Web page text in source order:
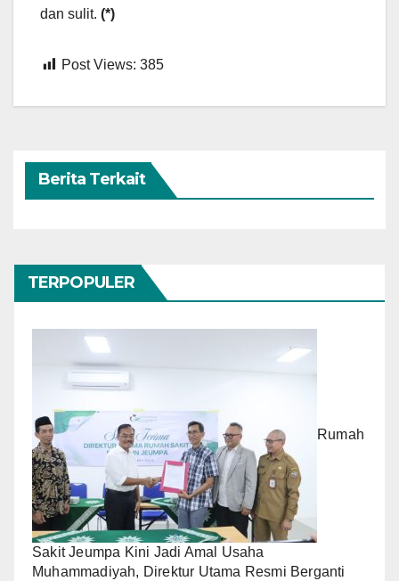
dan sulit. (*)
Post Views: 385
Berita Terkait
TERPOPULER
Rumah
Sakit Jeumpa Kini Jadi Amal Usaha
Muhammadiyah, Direktur Utama Resmi Berganti